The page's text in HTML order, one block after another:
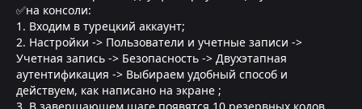
✅на консоли:
1. Входим в турецкий аккаунт;
2. Настройки -> Пользователи и учетные записи ->
Учетная запись -> Безопасность -> Двухэтапная
аутентификация -> Выбираем удобный способ и
действуем, как написано на экране ;